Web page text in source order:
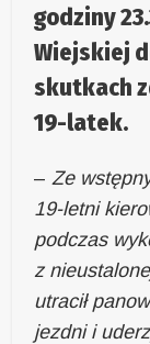
godziny
Wiejskiej
skutkach
19-latek.
– Ze
19-letni
podczas
z
utracił
jezdni i